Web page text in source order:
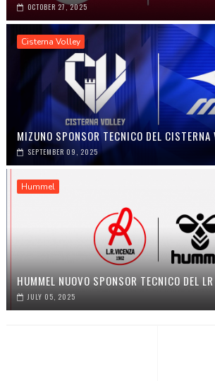
OCTOBER 27, 2025
Cisterna Volley
MIZUNO SPONSOR TECNICO DEL CISTERNA
SEPTEMBER 09, 2025
Hummel
HUMMEL NUOVO SPONSOR TECNICO DEL
JULY 05, 2025